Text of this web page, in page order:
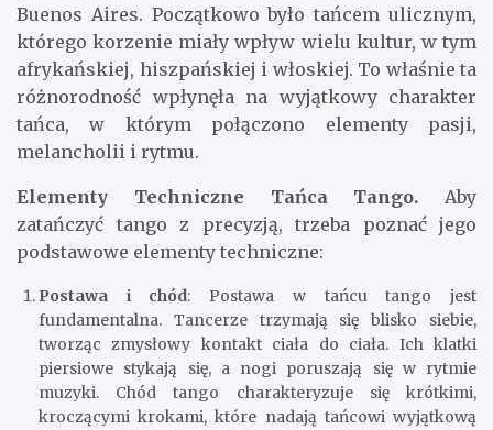
Buenos Aires. Początkowo było tańcem ulicznym,
którego korzenie miały wpływ wielu kultur, w tym
afrykańskiej, hiszpańskiej i włoskiej. To właśnie ta
różnorodność wpłynęła na wyjątkowy charakter
tańca, w którym połączono elementy pasji,
melancholii i rytmu.
Elementy Techniczne Tańca Tango. Aby
zatańczyć tango z precyzją, trzeba poznać jego
podstawowe elementy techniczne:
Postawa i chód: Postawa w tańcu tango jest
fundamentalna. Tancerze trzymają się blisko siebie,
tworząc zmysłowy kontakt ciała do ciała. Ich klatki
piersiowe stykają się, a nogi poruszają się w rytmie
muzyki. Chód tango charakteryzuje się krótkimi,
kroczącymi krokami, które nadają tańcowi wyjątkową